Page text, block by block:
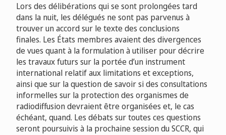
Lors des délibérations qui se sont prolongées tard
dans la nuit, les délégués ne sont pas parvenus à
trouver un accord sur le texte des conclusions
finales. Les États membres avaient des divergences
de vues quant à la formulation à utiliser pour décrire
les travaux futurs sur la portée d’un instrument
international relatif aux limitations et exceptions,
ainsi que sur la question de savoir si des consultations
informelles sur la protection des organismes de
radiodiffusion devraient être organisées et, le cas
échéant, quand. Les débats sur toutes ces questions
seront poursuivis à la prochaine session du SCCR, qui